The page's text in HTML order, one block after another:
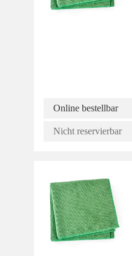
Online bestellbar
Nicht reservierbar